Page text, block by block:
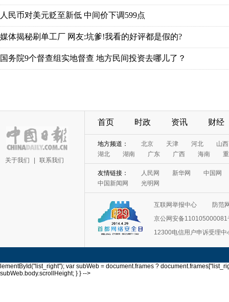
关于我们 联系我们
首页 时政 资讯 财经
互联网举报中心
防范
京公网安备110105000081
12300电信用户申诉受理中
lementById("list_right"); var subWeb = document.frames ?
subWeb.body.scrollHeight; } } -->